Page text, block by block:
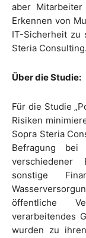
aber
Erkennen von
IT-Sicherheit zu
Steria Consulting.
Über die Studie:
Für die Studie
Risiken
Sopra Steria
Befragung bei
verschiedener
sonstige
öffentliche
verarbeitendes
wurden zu